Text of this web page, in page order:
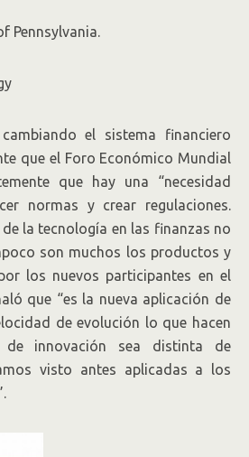
Pennsylvania.
el sistema financiero
que el Foro Económico Mundial
que hay una “necesidad
normas y crear regulaciones.
la tecnología en las finanzas no
son muchos los productos y
los nuevos participantes en el
que “es la nueva aplicación de
de evolución lo que hacen
innovación sea distinta de
visto antes aplicadas a los